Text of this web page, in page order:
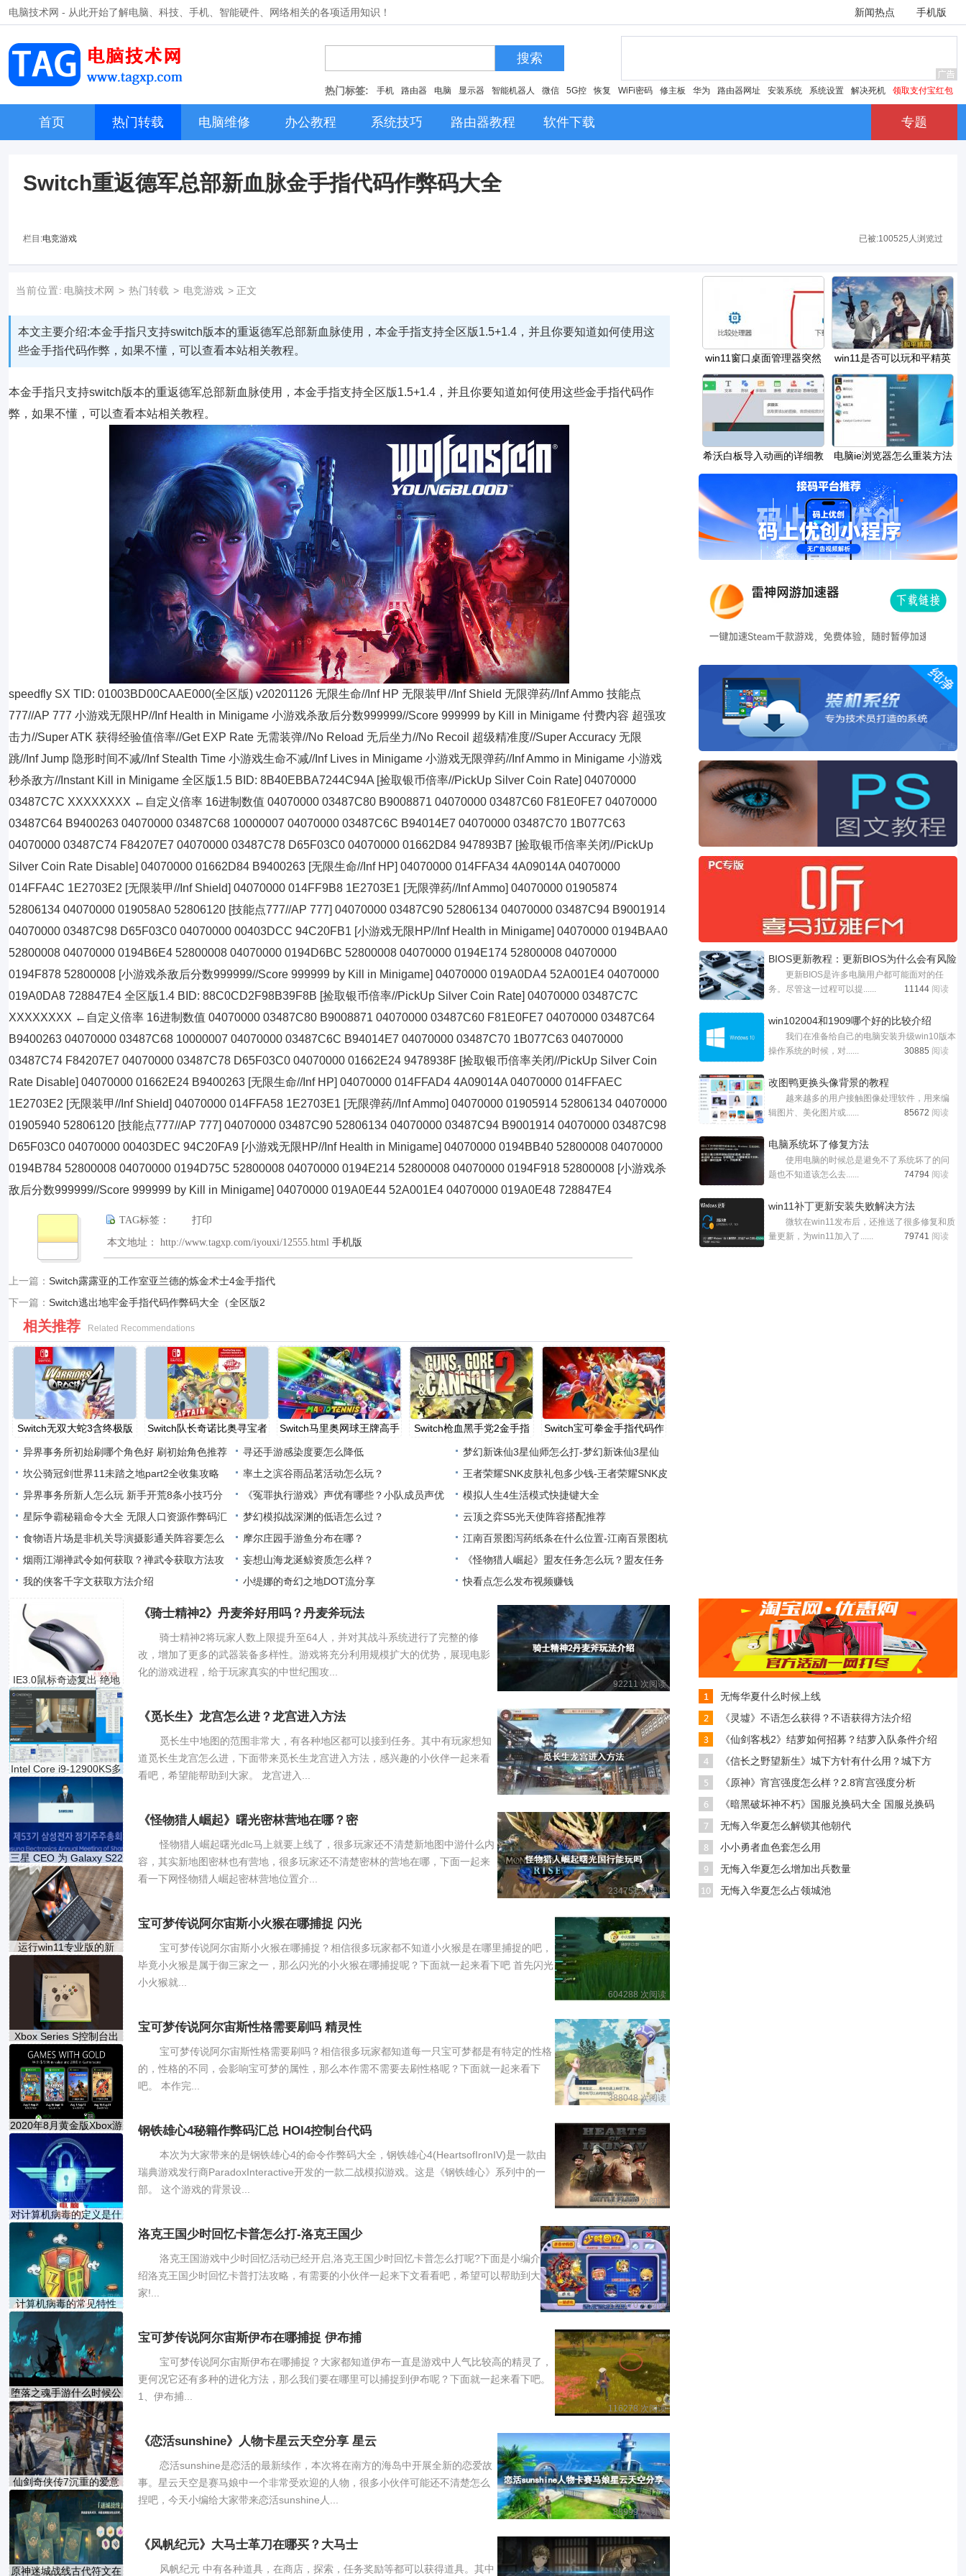
电脑技术网 - 从此开始了解电脑、科技、手机、智能硬件、网络相关的各项适用知识！ 新闻热点 手机版
搜索
热门标签: 手机 路由器 电脑 显示器 智能机器人 微信 5G控 恢复 WiFi密码 修主板 华为 路由器网址 安装系统 系统设置 解决死机 领取支付宝红包
首页 热门转载 电脑维修 办公教程 系统技巧 路由器教程 软件下载 专题
Switch重返德军总部新血脉金手指代码作弊码大全
栏目:电竞游戏 已被:100525人浏览过
当前位置: 电脑技术网 > 热门转载 > 电竞游戏 > 正文
本文主要介绍:本金手指只支持switch版本的重返德军总部新血脉使用，本金手指支持全区版1.5+1.4，并且你要知道如何使用这
些金手指代码作弊，如果不懂，可以查看本站相关教程。
本金手指只支持switch版本的重返德军总部新血脉使用，本金手指支持全区版1.5+1.4，并且你要知道如何使用这些金手指代码作
弊，如果不懂，可以查看本站相关教程。
speedfly SX TID: 01003BD00CAAE000(全区版) v20201126 无限生命//Inf HP 无限装甲//Inf Shield 无限弹药//Inf Ammo 技能点
777//AP 777 小游戏无限HP//Inf Health in Minigame 小游戏杀敌后分数999999//Score 999999 by Kill in Minigame 付费内容 超强攻
击力//Super ATK 获得经验值倍率//Get EXP Rate 无需装弹//No Reload 无后坐力//No Recoil 超级精准度//Super Accuracy 无限
跳//Inf Jump 隐形时间不减//Inf Stealth Time 小游戏生命不减//Inf Lives in Minigame 小游戏无限弹药//Inf Ammo in Minigame 小游戏
秒杀敌方//Instant Kill in Minigame 全区版1.5 BID: 8B40EBBA7244C94A [捡取银币倍率//PickUp Silver Coin Rate] 04070000
03487C7C XXXXXXXX ←自定义倍率 16进制数值 04070000 03487C80 B9008871 04070000 03487C60 F81E0FE7 04070000
03487C64 B9400263 04070000 03487C68 10000007 04070000 03487C6C B94014E7 04070000 03487C70 1B077C63
04070000 03487C74 F84207E7 04070000 03487C78 D65F03C0 04070000 01662D84 947893B7 [捡取银币倍率关闭//PickUp
Silver Coin Rate Disable] 04070000 01662D84 B9400263 [无限生命//Inf HP] 04070000 014FFA34 4A09014A 04070000
014FFA4C 1E2703E2 [无限装甲//Inf Shield] 04070000 014FF9B8 1E2703E1 [无限弹药//Inf Ammo] 04070000 01905874
52806134 04070000 019058A0 52806120 [技能点777//AP 777] 04070000 03487C90 52806134 04070000 03487C94 B9001914
04070000 03487C98 D65F03C0 04070000 00403DCC 94C20FB1 [小游戏无限HP//Inf Health in Minigame] 04070000 0194BAA0
52800008 04070000 0194B6E4 52800008 04070000 0194D6BC 52800008 04070000 0194E174 52800008 04070000
0194F878 52800008 [小游戏杀敌后分数999999//Score 999999 by Kill in Minigame] 04070000 019A0DA4 52A001E4 04070000
019A0DA8 728847E4 全区版1.4 BID: 88C0CD2F98B39F8B [捡取银币倍率//PickUp Silver Coin Rate] 04070000 03487C7C
XXXXXXXX ←自定义倍率 16进制数值 04070000 03487C80 B9008871 04070000 03487C60 F81E0FE7 04070000 03487C64
B9400263 04070000 03487C68 10000007 04070000 03487C6C B94014E7 04070000 03487C70 1B077C63 04070000
03487C74 F84207E7 04070000 03487C78 D65F03C0 04070000 01662E24 9478938F [捡取银币倍率关闭//PickUp Silver Coin
Rate Disable] 04070000 01662E24 B9400263 [无限生命//Inf HP] 04070000 014FFAD4 4A09014A 04070000 014FFAEC
1E2703E2 [无限装甲//Inf Shield] 04070000 014FFA58 1E2703E1 [无限弹药//Inf Ammo] 04070000 01905914 52806134 04070000
01905940 52806120 [技能点777//AP 777] 04070000 03487C90 52806134 04070000 03487C94 B9001914 04070000 03487C98
D65F03C0 04070000 00403DEC 94C20FA9 [小游戏无限HP//Inf Health in Minigame] 04070000 0194BB40 52800008 04070000
0194B784 52800008 04070000 0194D75C 52800008 04070000 0194E214 52800008 04070000 0194F918 52800008 [小游戏杀
敌后分数999999//Score 999999 by Kill in Minigame] 04070000 019A0E44 52A001E4 04070000 019A0E48 728847E4
TAG标签： 打印
本文地址： http://www.tagxp.com/iyouxi/12555.html 手机版
上一篇： Switch露露亚的工作室亚兰德的炼金术士4金手指代
下一篇： Switch逃出地牢金手指代码作弊码大全（全区版2
相关推荐 Related Recommendations
Switch无双大蛇3含终极版
金
Switch队长奇诺比奥寻宝者 Switch马里奥网球王牌高手
Switch枪血黑手党2金手指
代
Switch宝可拳金手指代码作
异界事务所初始刷哪个角色好 刷初始角色推荐 寻还手游感染度要怎么降低
梦幻新诛仙3星仙师怎么打-梦幻新诛仙3星仙
师打法攻
坎公骑冠剑世界11未踏之地part2全收集攻略
世界
率土之滨谷雨品茗活动怎么玩？
王者荣耀SNK皮肤礼包多少钱-王者荣耀SNK皮
肤礼包价格
异界事务所新人怎么玩 新手开荒8条小技巧分
享
《冤罪执行游戏》声优有哪些？小队成员声优
介
模拟人生4生活模式快捷键大全
星际争霸秘籍命令大全 无限人口资源作弊码汇
总
梦幻模拟战深渊的低语怎么过？
云顶之弈S5光天使阵容搭配推荐
食物语片场是非机关导演摄影通关阵容要怎么
搭配
摩尔庄园手游鱼分布在哪？
江南百景图泻药纸条在什么位置-江南百景图杭
州探险
烟雨江湖禅武令如何获取？禅武令获取方法攻
略
妄想山海龙涎鲸资质怎么样？
《怪物猎人崛起》盟友任务怎么玩？盟友任务
分
我的侠客千字文获取方法介绍 小缇娜的奇幻之地DOT流分享 快看点怎么发布视频赚钱
win11窗口桌面管理器突然
很吃内存解决方
win11是否可以玩和平精英
详细介绍
希沃白板导入动画的详细教
程
电脑ie浏览器怎么重装方法
步骤 win7如何重
BIOS更新教程：更新BIOS为什么会有风险
更新BIOS是许多电脑用户都可能面对的任
务。尽管这一过程可以提......
11144 阅读
win102004和1909哪个好的比较介绍
我们在准备给自己的电脑安装升级win10版本
操作系统的时候，对......
30885 阅读
​改图鸭更换头像背景的教程
越来越多的用户接触图像处理软件，用来编
辑图片、美化图片或......
85672 阅读
电脑系统坏了修复方法
使用电脑的时候总是避免不了系统坏了的问
题也不知道该怎么去......
74794 阅读
win11补丁更新安装失败解决方法
微软在win11发布后，还推送了很多修复和质
量更新，为win11加入了......
79741 阅读
IE3.0鼠标奇迹复出 绝地
求
Intel Core i9-12900KS多
核成绩
三星 CEO 为 Galaxy S22
系列有
运行win11专业版的新
Xbox Series S控制台出
现在泄
2020年8月黄金版Xbox游
戏
对计算机病毒的定义是什
计算机病毒的常见特性
堕落之魂手游什么时候公
仙剑奇侠传7沉重的爱意
任
原神迷城战线古代符文在
《骑士精神2》丹麦斧好用吗？丹麦斧玩法
骑士精神2将玩家人数上限提升至64人，并对其战斗系统进行了完整的修
改，增加了更多的武器装备多样性。游戏将充分利用规模扩大的优势，展现电影
化的游戏进程，给于玩家真实的中世纪围攻...
92211 次阅读
《觅长生》龙宫怎么进？龙宫进入方法
觅长生中地图的范围非常大，有各种地区都可以接到任务。其中有玩家想知
道觅长生龙宫怎么进，下面带来觅长生龙宫进入方法，感兴趣的小伙伴一起来看
看吧，希望能帮助到大家。 龙宫进入...
30578 次阅读
《怪物猎人崛起》曙光密林营地在哪？密
怪物猎人崛起曙光dlc马上就要上线了，很多玩家还不清楚新地图中游什么内
容，其实新地图密林也有营地，很多玩家还不清楚密林的营地在哪，下面一起来
看一下网怪物猎人崛起密林营地位置介...
234751 次阅读
宝可梦传说阿尔宙斯小火猴在哪捕捉 闪光
宝可梦传说阿尔宙斯小火猴在哪捕捉？相信很多玩家都不知道小火猴是在哪里捕捉的吧，
毕竟小火猴是属于御三家之一，那么闪光的小火猴在哪捕捉呢？下面就一起来看下吧 首先闪光
小火猴就...
604288 次阅读
宝可梦传说阿尔宙斯性格需要刷吗 精灵性
宝可梦传说阿尔宙斯性格需要刷吗？相信很多玩家都知道每一只宝可梦都是有特定的性格
的，性格的不同，会影响宝可梦的属性，那么本作需不需要去刷性格呢？下面就一起来看下
吧。 本作完...
388048 次阅读
钢铁雄心4秘籍作弊码汇总 HOI4控制台代码
本次为大家带来的是钢铁雄心4的命令作弊码大全，钢铁雄心4(HeartsofIronIV)是一款由
瑞典游戏发行商ParadoxInteractive开发的一款二战模拟游戏。这是《钢铁雄心》系列中的一
部。 这个游戏的背景设...
494009 次阅读
洛克王国少时回忆卡普怎么打-洛克王国少
洛克王国游戏中少时回忆活动已经开启,洛克王国少时回忆卡普怎么打呢?下面是小编介
绍洛克王国少时回忆卡普打法攻略，有需要的小伙伴一起来下文看看吧，希望可以帮助到大
家!...
121170 次阅读
宝可梦传说阿尔宙斯伊布在哪捕捉 伊布捕
宝可梦传说阿尔宙斯伊布在哪捕捉？大家都知道伊布一直是游戏中人气比较高的精灵了，
更何况它还有多种的进化方法，那么我们要在哪里可以捕捉到伊布呢？下面就一起来看下吧。
1、伊布捕...
116278 次阅读
《恋活sunshine》人物卡星云天空分享 星云
恋活sunshine是恋活的最新续作，本次将在南方的海岛中开展全新的恋爱故
事。星云天空是赛马娘中一个非常受欢迎的人物，很多小伙伴可能还不清楚怎么
捏吧，今天小编给大家带来恋活sunshine人...
88999 次阅读
《风帆纪元》大马士革刀在哪买？大马士
风帆纪元 中有各种道具，在商店，探索，任务奖励等都可以获得道具。其中
无悔华夏什么时候上线
《灵墟》不语怎么获得？不语获得方法介绍
《仙剑客栈2》结萝如何招募？结萝入队条件介绍
《信长之野望新生》城下方针有什么用？城下方
《原神》宵宫强度怎么样？2.8宵宫强度分析
《暗黑破坏神不朽》国服兑换码大全 国服兑换码
无悔入华夏怎么解锁其他朝代
小小勇者血色套怎么用
无悔入华夏怎么增加出兵数量
无悔入华夏怎么占领城池